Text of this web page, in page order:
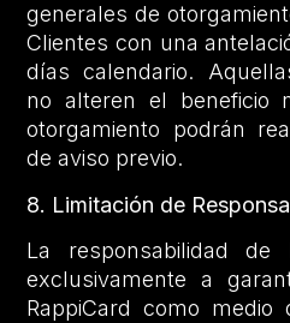
generales de
Clientes con una
días calendario.
no alteren el beneficio
otorgamiento podrán
de aviso previo.
8. Limitación de
La responsabilidad
exclusivamente a
RappiCard como medio